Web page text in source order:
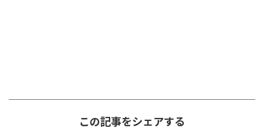
この記事をシェアする